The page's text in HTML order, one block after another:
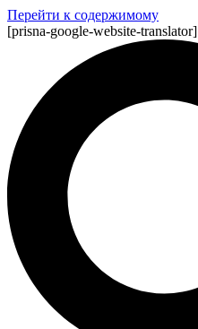
Перейти к содержимому
[prisna-google-website-translator]